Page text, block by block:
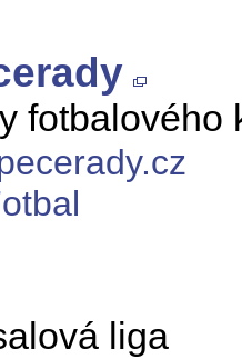
fotbalového
liga